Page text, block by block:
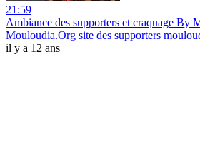
21:59
Ambiance des supporters et craquage By
Mouloudia.Org site des supporters
il y a 12 ans